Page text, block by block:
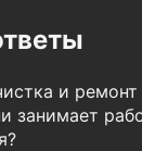
и ремонт
занимает